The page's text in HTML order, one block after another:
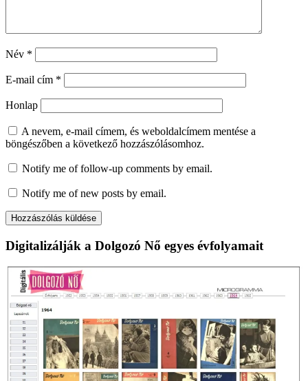
Név *
E-mail cím *
Honlap
A nevem, e-mail címem, és weboldalcímem mentése a
böngészőben a következő hozzászólásomhoz.
Notify me of follow-up comments by email.
Notify me of new posts by email.
Digitalizálják a Dolgozó Nő egyes évfolyamait